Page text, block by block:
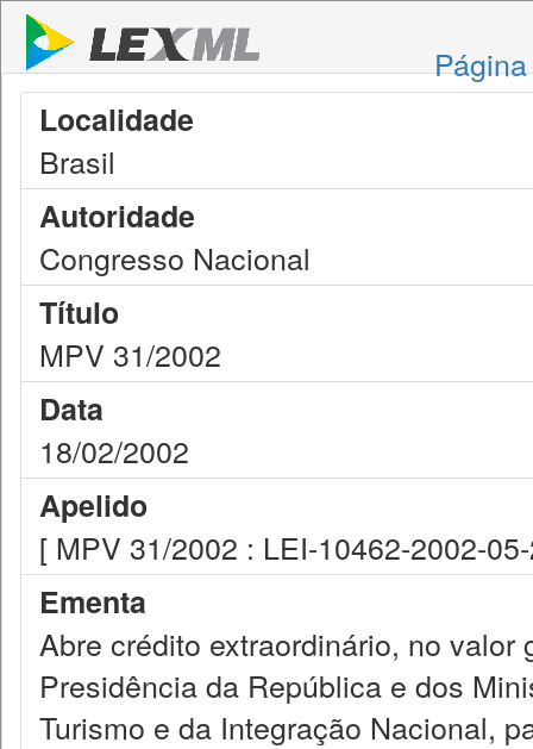
Localidade
Brasil
Autoridade
Congresso Nacional
Título
MPV 31/2002
Data
18/02/2002
Apelido
[ MPV 31/2002 : LEI-10462-2002-
Ementa
Abre crédito extraordinário, no
Presidência da República e dos
Turismo e da Integração Nacional,